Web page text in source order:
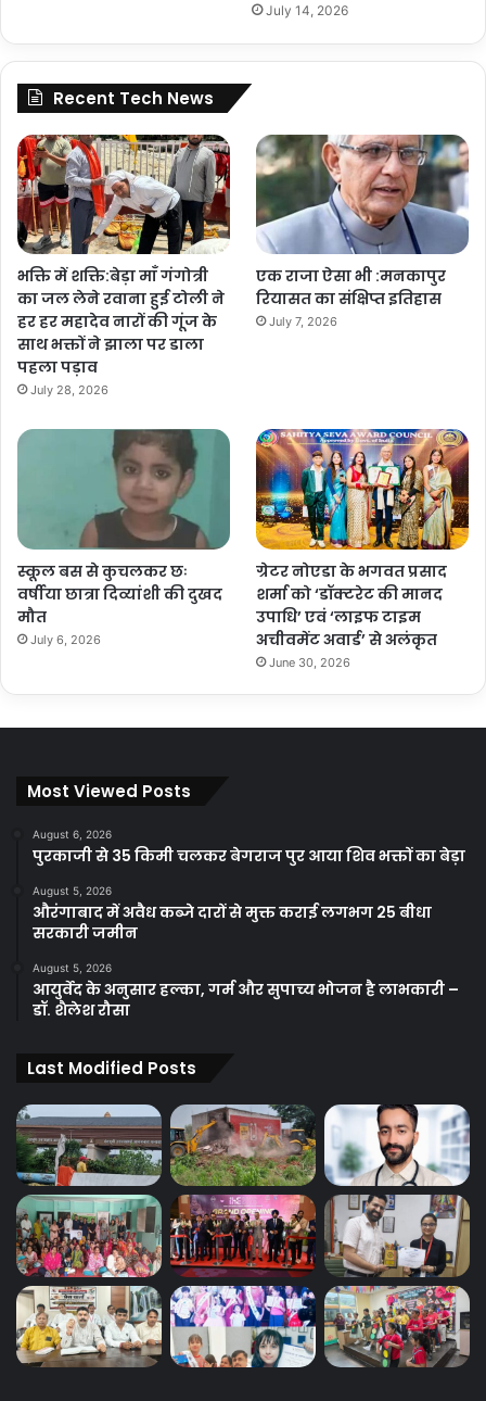
July 14, 2026
Recent Tech News
भक्ति में शक्ति:बेड़ा माँ गंगोत्री
का जल लेने रवाना हुई टोली ने
हर हर महादेव नारों की गूंज के
साथ भक्तों ने झाला पर डाला
पहला पड़ाव
July 28, 2026
एक राजा ऐसा भी :मनकापुर
रियासत का संक्षिप्त इतिहास
July 7, 2026
स्कूल बस से कुचलकर छः
वर्षीया छात्रा दिव्यांशी की दुखद
मौत
July 6, 2026
ग्रेटर नोएडा के भगवत प्रसाद
शर्मा को ‘डॉक्टरेट की मानद
उपाधि’ एवं ‘लाइफ टाइम
अचीवमेंट अवार्ड’ से अलंकृत
June 30, 2026
Most Viewed Posts
August 6, 2026
पुरकाजी से 35 किमी चलकर बेगराज पुर आया शिव भक्तों का बेड़ा
August 5, 2026
औरंगाबाद में अवैध कब्जे दारों से मुक्त कराई लगभग 25 बीधा
सरकारी जमीन
August 5, 2026
आयुर्वेद के अनुसार हल्का, गर्म और सुपाच्य भोजन है लाभकारी –
डॉ. शैलेश रौसा
Last Modified Posts